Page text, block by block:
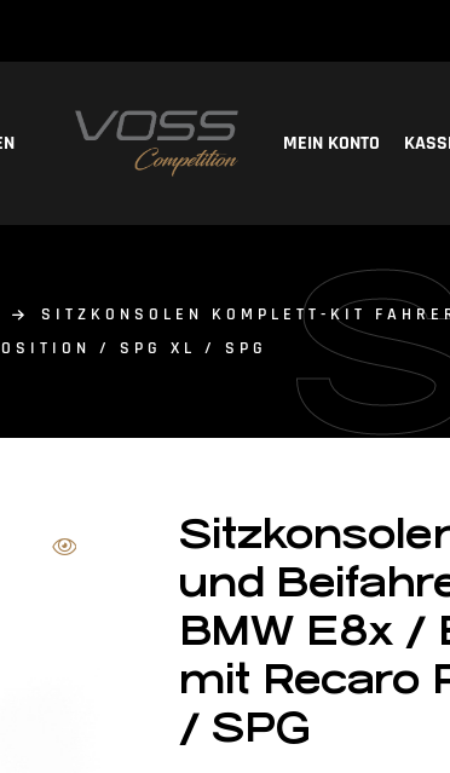
MEIN KONTO
SITZKONSOLEN KOMPLETT-KIT
/ SPG XL / SPG
und
BMW E8x /
mit Recaro
/ SPG